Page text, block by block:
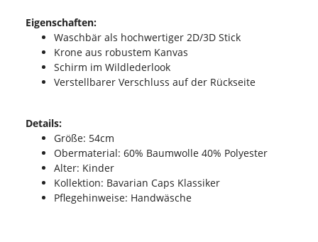
Eigenschaften:
Waschbär als hochwertiger 2D/3D Stick
Krone aus robustem Kanvas
Schirm im Wildlederlook
Verstellbarer Verschluss auf der Rückseite
Details:
Größe: 54cm
Obermaterial: 60% Baumwolle 40% Polyester
Alter: Kinder
Kollektion: Bavarian Caps Klassiker
Pflegehinweise: Handwäsche